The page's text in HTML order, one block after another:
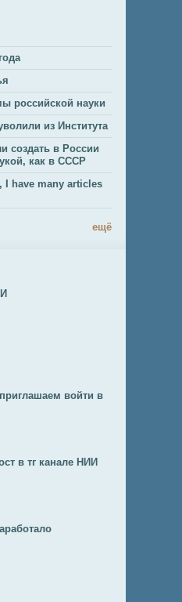
российской науки
из Института
создать в России
как в СССР
I have many articles
ещё
войти в
в тг канале НИИ